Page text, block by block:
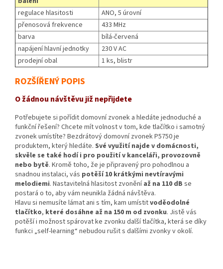
regulace hlasitosti
ANO, 5 úrovní
přenosová frekvence
433 MHz
barva
bílá-červená
napájení hlavní jednotky
230 V AC
prodejní obal
1 ks, blistr
ROZŠÍŘENÝ POPIS
O žádnou návštěvu již nepřijdete
Potřebujete si pořídit domovní zvonek a hledáte jednoduché a
funkční řešení? Chcete mít volnost v tom, kde tlačítko i samotný
zvonek umístíte? Bezdrátový domovní zvonek P5750 je
produktem, který hledáte. Své využití najde v domácnosti,
skvěle se také hodí i pro použití v kanceláři, provozovně
nebo bytě. Kromě toho, že je připravený pro pohodlnou a
snadnou instalaci, vás potěší 10 krátkými nevtíravými
melodiemi. Nastavitelná hlasitost zvoněníaž na 110 dB se
postará o to, aby vám neunikla žádná návštěva.
Hlavu si nemusíte lámat ani s tím, kam umístitvoděodolné
tlačítko, které dosáhne až na 150 m od zvonku. Jistě vás
potěší i možnost spárovat ke zvonku další tlačítka, která se díky
funkci „self-learning“ nebudou rušit s dalšími zvonky v okolí.